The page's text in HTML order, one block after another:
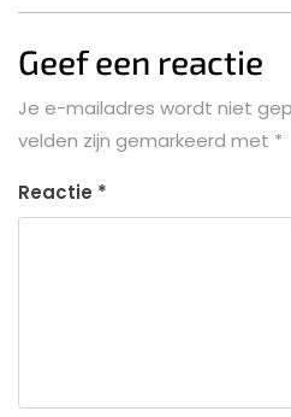
Geef een reactie
Je e-mailadres wordt niet
velden zijn gemarkeerd met *
Reactie *